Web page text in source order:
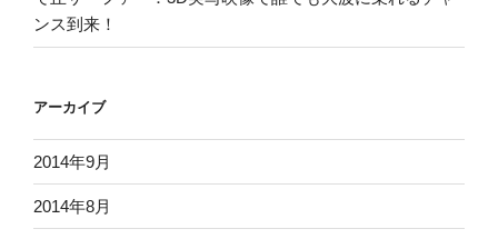
ンス到来！
アーカイブ
2014年9月
2014年8月